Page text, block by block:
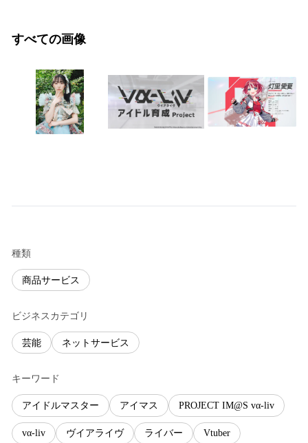
すべての画像
種類
商品サービス
ビジネスカテゴリ
芸能 ネットサービス
キーワード
アイドルマスター アイマス PROJECT IM@S vα-liv
vα-liv ヴイアライヴ ライバー Vtuber